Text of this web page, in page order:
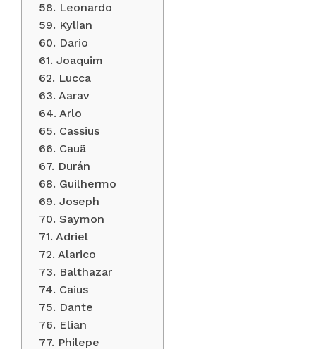
58. Leonardo
59. Kylian
60. Dario
61. Joaquim
62. Lucca
63. Aarav
64. Arlo
65. Cassius
66. Cauã
67. Durán
68. Guilhermo
69. Joseph
70. Saymon
71. Adriel
72. Alarico
73. Balthazar
74. Caius
75. Dante
76. Elian
77. Philepe